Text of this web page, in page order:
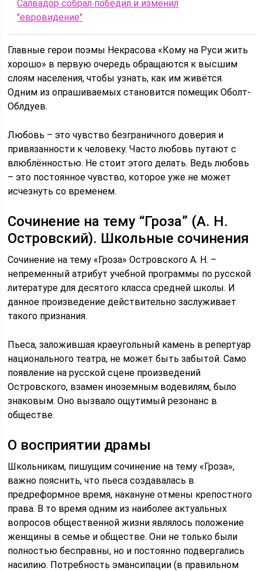
Салвадор собрал победил и изменил
"евровидение"
Главные герои поэмы Некрасова «Кому на Руси жить
хорошо» в первую очередь обращаются к высшим
слоям населения, чтобы узнать, как им живётся.
Одним из опрашиваемых становится помещик Оболт-
Облдуев.
Любовь – это чувство безграничного доверия и
привязанности к человеку. Часто любовь путают с
влюблённостью. Не стоит этого делать. Ведь любовь
– это постоянное чувство, которое уже не может
исчезнуть со временем.
Сочинение на тему “Гроза” (А. Н.
Островский). Школьные сочинения
Сочинение на тему «Гроза» Островского А. Н. –
непременный атрибут учебной программы по русской
литературе для десятого класса средней школы. И
данное произведение действительно заслуживает
такого признания.
Пьеса, заложившая краеугольный камень в репертуар
национального театра, не может быть забытой. Само
появление на русской сцене произведений
Островского, взамен иноземным водевилям, было
знаковым. Оно вызвало ощутимый резонанс в
обществе.
О восприятии драмы
Школьникам, пишущим сочинение на тему «Гроза»,
важно пояснить, что пьеса создавалась в
предреформное время, накануне отмены крепостного
права. В то время одним из наиболее актуальных
вопросов общественной жизни являлось положение
женщины в семье и обществе. Они не только были
полностью бесправны, но и постоянно подвергались
насилию. Потребность эмансипации (в правильном